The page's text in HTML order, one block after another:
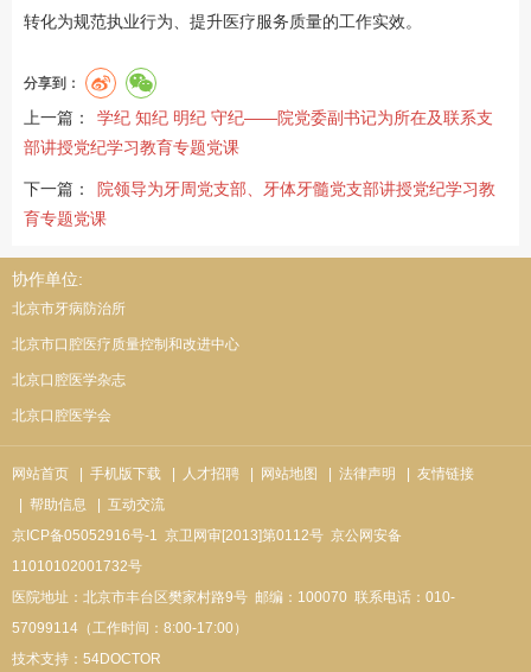
转化为规范执业行为、提升医疗服务质量的工作实效。
分享到：
上一篇：
学纪 知纪 明纪 守纪——院党委副书记为所在及联系支
部讲授党纪学习教育专题党课
下一篇：
院领导为牙周党支部、牙体牙髓党支部讲授党纪学习教
育专题党课
协作单位:
北京市牙病防治所
北京市口腔医疗质量控制和改进中心
北京口腔医学杂志
北京口腔医学会
网站首页 | 手机版下载 | 人才招聘 | 网站地图 | 法律声明
| 友情链接
| 帮助信息
| 互动交流
京ICP备05052916号-1 京卫网审[2013]第0112号 京公网安备
11010102001732号
医院地址：北京市丰台区樊家村路9号 邮编：100070 联系电话：010-
57099114（工作时间：8:00-17:00）
技术支持： 54DOCTOR